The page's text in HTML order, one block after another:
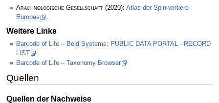
Arachnologische Gesellschaft (2020): Atlas der Spinnentiere
Europas
.
Weitere Links
Barcode of Life – Bold Systems: PUBLIC DATA PORTAL - RECORD
LIST
Barcode of Life – Taxonomy Browser
Quellen
Quellen der Nachweise